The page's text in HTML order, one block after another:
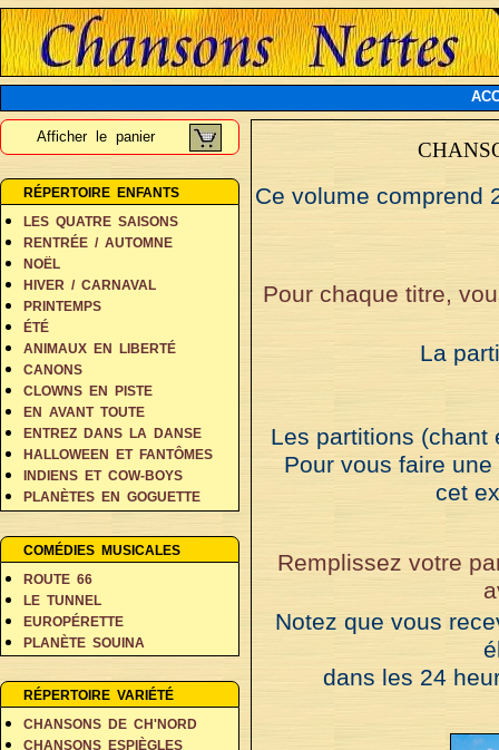
Afficher le panier
RÉPERTOIRE ENFANTS
LES QUATRE SAISONS
RENTRÉE / AUTOMNE
NOËL
HIVER / CARNAVAL
PRINTEMPS
ÉTÉ
ANIMAUX EN LIBERTÉ
CANONS
CLOWNS EN PISTE
EN AVANT TOUTE
ENTREZ DANS LA DANSE
HALLOWEEN ET FANTÔMES
INDIENS ET COW-BOYS
PLANÈTES EN GOGUETTE
RÊVES ET FANTAISIE
COMÉDIES MUSICALES
ROUTE 66
LE TUNNEL
EUROPÉRETTE
PLANÈTE SOUINA
RÉPERTOIRE VARIÉTÉ
CHANSONS DE CH'NORD
CHANSONS ESPIÈGLES
Ce volume comprend
Pour chaque titre,
La
Les partitions (chant
Pour vous faire
cet
Remplissez votre
Notez que vous
dans les 24